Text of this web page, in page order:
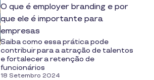
O que é employer branding e por
que ele é importante para
empresas
Saiba como essa prática pode
contribuir para a atração de talentos
e fortalecer a retenção de
funcionários
18 Setembro 2024